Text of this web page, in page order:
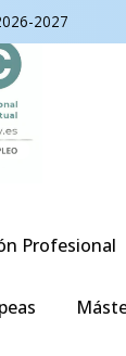
2027
Profesional